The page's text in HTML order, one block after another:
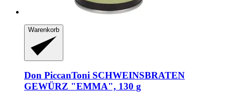
Warenkorb
Don PiccanToni SCHWEINSBRATEN
GEWÜRZ "EMMA", 130 g